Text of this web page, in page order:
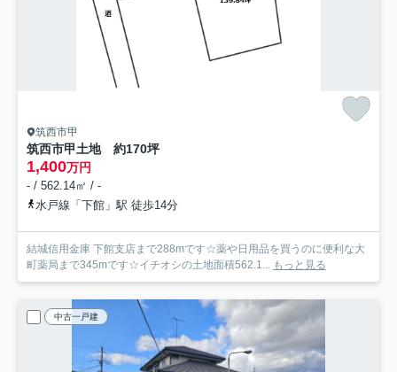
筑西市甲
筑西市甲土地 約170坪
1,400万円
- / 562.14㎡ / -
水戸線「下館」駅 徒歩14分
結城信用金庫 下館支店まで288mです☆薬や日用品を買うのに便利な大
町薬局まで345mです☆イチオシの土地面積562.1... もっと見る
中古一戸建